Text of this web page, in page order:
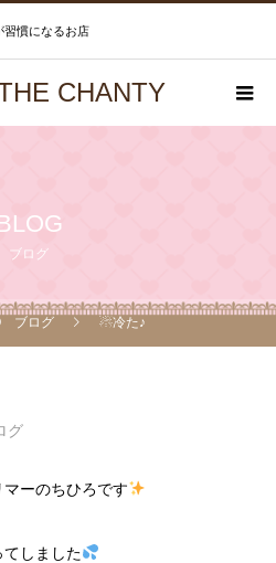
習慣になるお店
CHANTY
ブログ
ブログ ☃冷た♪
グ
ーのちひろです
てしました